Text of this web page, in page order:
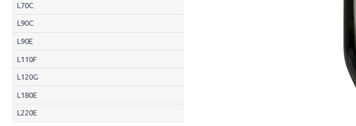
L70C
L90C
L90E
L110F
L120G
L180E
L220E